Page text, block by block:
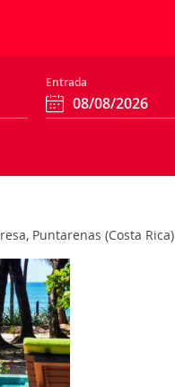
Entrada
Puntarenas (Costa Rica)